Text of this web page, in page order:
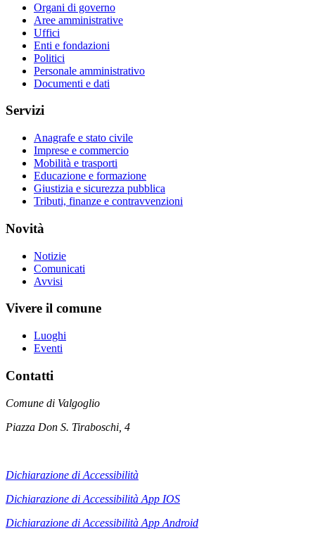
Organi di governo
Aree amministrative
Uffici
Enti e fondazioni
Politici
Personale amministrativo
Documenti e dati
Servizi
Anagrafe e stato civile
Imprese e commercio
Mobilità e trasporti
Educazione e formazione
Giustizia e sicurezza pubblica
Tributi, finanze e contravvenzioni
Novità
Notizie
Comunicati
Avvisi
Vivere il comune
Luoghi
Eventi
Contatti
Comune di Valgoglio
Piazza Don S. Tiraboschi, 4
Dichiarazione di Accessibilità
Dichiarazione di Accessibilità App IOS
Dichiarazione di Accessibilità App Android